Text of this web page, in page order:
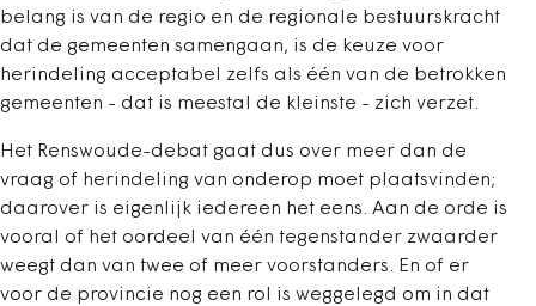
belang is van de regio en de regionale bestuurskracht
dat de gemeenten samengaan, is de keuze voor
herindeling acceptabel zelfs als één van de betrokken
gemeenten - dat is meestal de kleinste - zich verzet.
Het Renswoude-debat gaat dus over meer dan de
vraag of herindeling van onderop moet plaatsvinden;
daarover is eigenlijk iedereen het eens. Aan de orde is
vooral of het oordeel van één tegenstander zwaarder
weegt dan van twee of meer voorstanders. En of er
voor de provincie nog een rol is weggelegd om in dat